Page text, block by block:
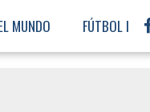
MUNDO FÚTBOL